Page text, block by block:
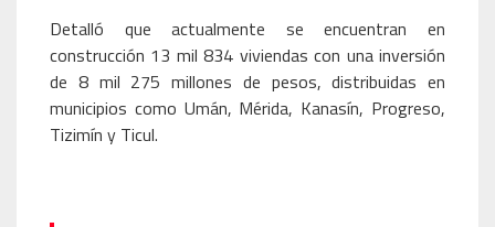
Detalló que actualmente se encuentran en
construcción 13 mil 834 viviendas con una inversión
de 8 mil 275 millones de pesos, distribuidas en
municipios como Umán, Mérida, Kanasín, Progreso,
Tizimín y Ticul.